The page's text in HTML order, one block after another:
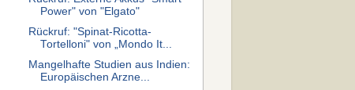
Power" von "Elgato"
Rückruf: "Spinat-Ricotta-
Tortelloni" von „Mondo It...
Mangelhafte Studien aus Indien:
Europäischen Arzne...